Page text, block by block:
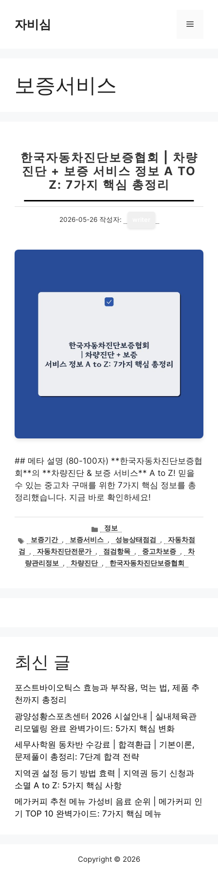
자비심 메
보증서비스
한국자동차진단보증협회 | 차량
진단 + 보증 서비스 정보 A TO
Z: 7가지 핵심 총정리
2026-05-26 작성자:
## 메타 설명 (80-100자) **한국자동차진단보증협
회**의 **차량진단 & 보증 서비스** A to Z! 믿을
수 있는 중고차 구매를 위한 7가지 핵심 정보를 총
정리했습니다. 지금 바로 확인하세요!
카
테
고
리
정보
태보증기간 , 보증서비스 , 성능상태점검 ,
자동차점
검
, 자동차진단전문가 , 점검항목 , 중고차보증 ,
차
량관리정보
, 차량진단 , 한국자동차진단보증협회
최신 글
포스트바이오틱스 효능과 부작용, 먹는 법, 제품 추
천까지 총정리
광양성황스포츠센터 2026 시설안내 | 실내체육관
리모델링 완료 완벽가이드: 5가지 핵심 변화
세무사학원 동차반 수강료 | 합격환급 | 기본이론,
문제풀이 총정리: 7단계 합격 전략
지역권 설정 등기 방법 효력 | 지역권 등기 신청과
소멸 A to Z: 5가지 핵심 사항
메가커피 추천 메뉴 가성비 음료 순위 | 메가커피 인
기 TOP 10 완벽가이드: 7가지 핵심 메뉴
Copyright © 2026